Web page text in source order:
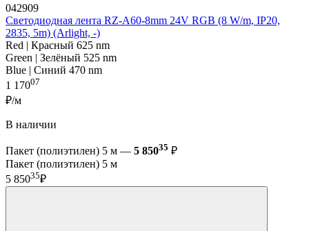
042909
Светодиодная лента RZ-A60-8mm 24V RGB (8 W/m, IP20,
2835, 5m) (Arlight, -)
Red | Красный 625 nm
Green | Зелёный 525 nm
Blue | Синий 470 nm
1 17007
₽/м
В наличии
Пакет (полиэтилен) 5 м — 5 85035 ₽
Пакет (полиэтилен) 5 м
5 85035₽